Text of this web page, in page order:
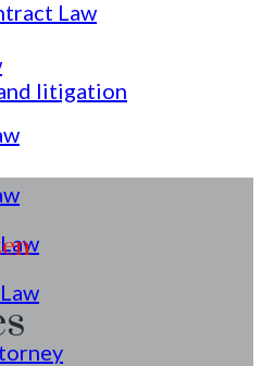
Law
litigation